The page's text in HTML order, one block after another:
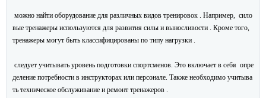
можно найти оборудование для различных видов тренировок . Например, сило
вые тренажеры используются для развития силы и выносливости . Кроме того,
тренажеры могут быть классифицированы по типу нагрузки .
следует учитывать уровень подготовки спортсменов. Это включает в себя опре
деление потребности в инструкторах или персонале. Также необходимо учитыва
ть техническое обслуживание и ремонт тренажеров .